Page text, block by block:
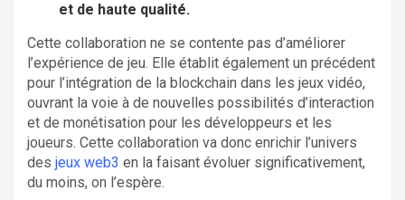
et de haute qualité.
Cette collaboration ne se contente pas d’améliorer
l’expérience de jeu. Elle établit également un précédent
pour l’intégration de la blockchain dans les jeux vidéo,
ouvrant la voie à de nouvelles possibilités d’interaction
et de monétisation pour les développeurs et les
joueurs. Cette collaboration va donc enrichir l’univers
des jeux web3 en la faisant évoluer significativement,
du moins, on l’espère.